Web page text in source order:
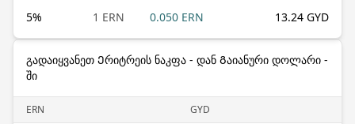
5% 1 ERN 0.050 ERN 13.24 GYD
გადაიყვანეთ Ერიტრეის ნაკფა - დან Გაიანური დოლარი -
ში
ERN GYD